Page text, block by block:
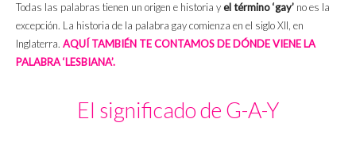
Todas las palabras tienen un origen e historia yel término ‘gay’ no es la
excepción. La historia de la palabra gay comienza en el siglo XII, en
Inglaterra. AQUÍ TAMBIÉN TE CONTAMOS DE DÓNDE VIENE LA
PALABRA ‘LESBIANA’.
El significado de G-A-Y